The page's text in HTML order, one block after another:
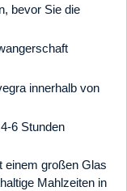
bevor Sie die
innerhalb von
6 Stunden
einem großen Glas
Mahlzeiten in